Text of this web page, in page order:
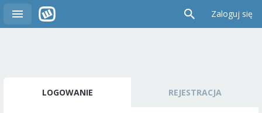
Zaloguj się
LOGOWANIE REJESTRACJA